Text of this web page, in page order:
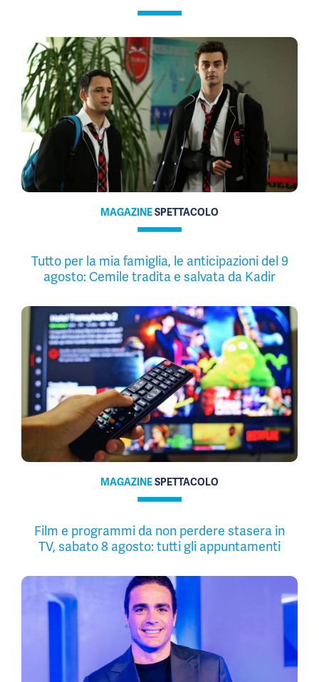
MAGAZINESPETTACOLO
Tutto per la mia famiglia, le anticipazioni del 9
agosto: Cemile tradita e salvata da Kadir
MAGAZINESPETTACOLO
Film e programmi da non perdere stasera in
TV, sabato 8 agosto: tutti gli appuntamenti